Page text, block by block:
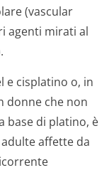
(vascular
agenti mirati al
e cisplatino o, in
donne che non
base di platino, è
affette da